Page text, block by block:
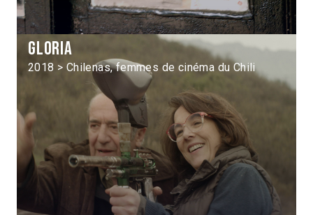
Gloria
2018 > Chilenas, femmes de cinéma du Chili